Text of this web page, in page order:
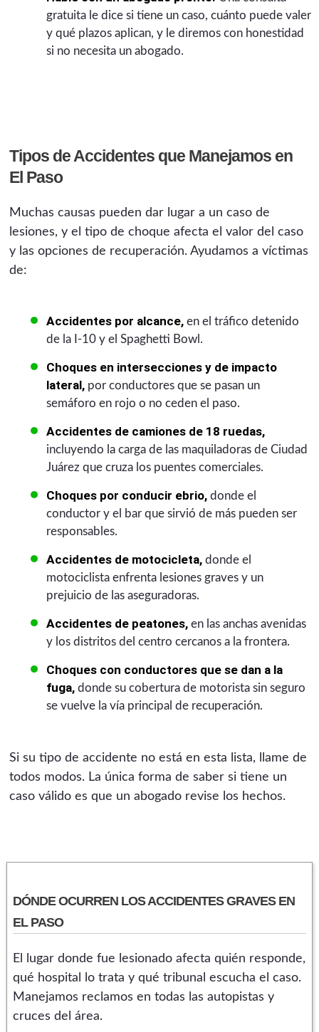
gratuita le dice si tiene un caso, cuánto puede valer
y qué plazos aplican, y le diremos con honestidad
si no necesita un abogado.
Tipos de Accidentes que Manejamos en
El Paso
Muchas causas pueden dar lugar a un caso de
lesiones, y el tipo de choque afecta el valor del caso
y las opciones de recuperación. Ayudamos a víctimas
de:
Accidentes por alcance,en el tráfico detenido
de la I-10 y el Spaghetti Bowl.
Choques en intersecciones y de impacto
lateral,por conductores que se pasan un
semáforo en rojo o no ceden el paso.
Accidentes de camiones de 18 ruedas,
incluyendo la carga de las maquiladoras de Ciudad
Juárez que cruza los puentes comerciales.
Choques por conducir ebrio,donde el
conductor y el bar que sirvió de más pueden ser
responsables.
Accidentes de motocicleta,donde el
motociclista enfrenta lesiones graves y un
prejuicio de las aseguradoras.
Accidentes de peatones,en las anchas avenidas
y los distritos del centro cercanos a la frontera.
Choques con conductores que se dan a la
fuga,donde su cobertura de motorista sin seguro
se vuelve la vía principal de recuperación.
Si su tipo de accidente no está en esta lista, llame de
todos modos. La única forma de saber si tiene un
caso válido es que un abogado revise los hechos.
DÓNDE OCURREN LOS ACCIDENTES GRAVES EN
EL PASO
El lugar donde fue lesionado afecta quién responde,
qué hospital lo trata y qué tribunal escucha el caso.
Manejamos reclamos en todas las autopistas y
cruces del área.